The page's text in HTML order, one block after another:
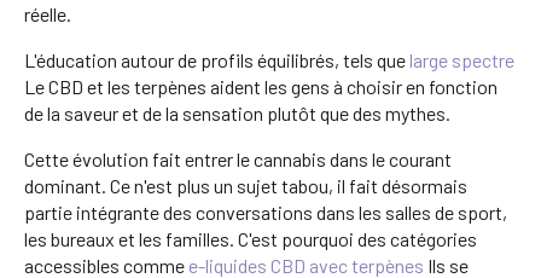
réelle.
L'éducation autour de profils équilibrés, tels que large spectre
Le CBD et les terpènes aident les gens à choisir en fonction
de la saveur et de la sensation plutôt que des mythes.
Cette évolution fait entrer le cannabis dans le courant
dominant. Ce n'est plus un sujet tabou, il fait désormais
partie intégrante des conversations dans les salles de sport,
les bureaux et les familles. C'est pourquoi des catégories
accessibles comme e-liquides CBD avec terpènes Ils se